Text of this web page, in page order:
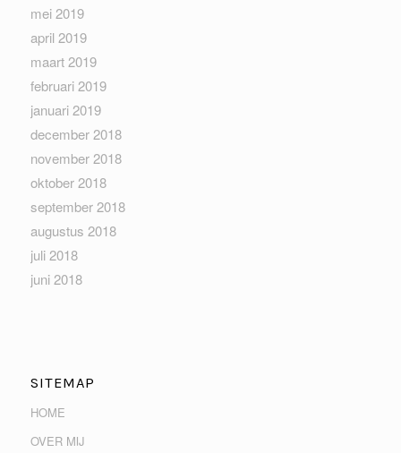
mei 2019
april 2019
maart 2019
februari 2019
januari 2019
december 2018
november 2018
oktober 2018
september 2018
augustus 2018
juli 2018
juni 2018
SITEMAP
HOME
OVER MIJ